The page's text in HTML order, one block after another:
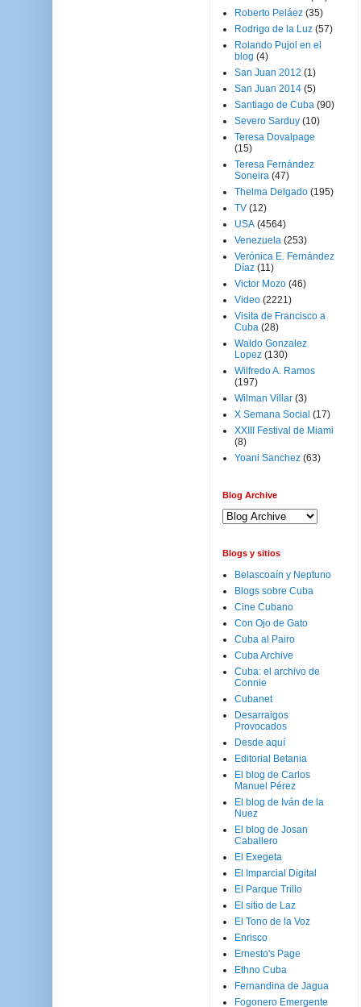
Roberto Peláez (35)
Rodrigo de la Luz (57)
Rolando Pujol en el
blog (4)
San Juan 2012 (1)
San Juan 2014 (5)
Santiago de Cuba (90)
Severo Sarduy (10)
Teresa Dovalpage
(15)
Teresa Fernández
Soneira (47)
Thelma Delgado (195)
TV (12)
USA (4564)
Venezuela (253)
Verónica E. Fernández
Díaz (11)
Victor Mozo (46)
Video (2221)
Visita de Francisco a
Cuba (28)
Waldo Gonzalez
Lopez (130)
Wilfredo A. Ramos
(197)
Wilman Villar (3)
X Semana Social (17)
XXIII Festival de Miami
(8)
Yoani Sanchez (63)
Blog Archive
Blogs y sitios
Belascoaín y Neptuno
Blogs sobre Cuba
Cine Cubano
Con Ojo de Gato
Cuba al Pairo
Cuba Archive
Cuba: el archivo de
Connie
Cubanet
Desarraigos
Provocados
Desde aquí
Editorial Betania
El blog de Carlos
Manuel Pérez
El blog de Iván de la
Nuez
El blog de Josan
Caballero
El Exegeta
El Imparcial Digital
El Parque Trillo
El sitio de Laz
El Tono de la Voz
Enrisco
Ernesto's Page
Ethno Cuba
Fernandina de Jagua
Fogonero Emergente